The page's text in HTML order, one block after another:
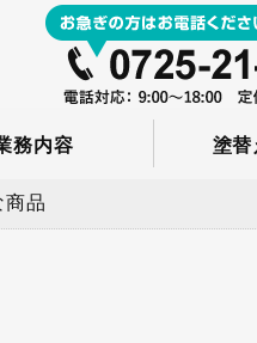
務内容 塗替
商品